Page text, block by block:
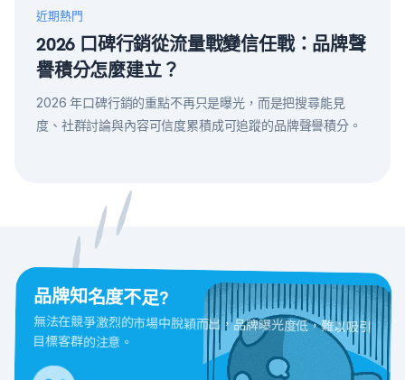
近期熱門
2026 口碑行銷從流量戰變信任戰：品牌聲
譽積分怎麼建立？
2026 年口碑行銷的重點不再只是曝光，而是把搜尋能見
度、社群討論與內容可信度累積成可追蹤的品牌聲譽積分。
品牌知名度不足?
無法在競爭激烈的市場中脫穎而出，品牌曝光度低，難以吸引
目標客群的注意。